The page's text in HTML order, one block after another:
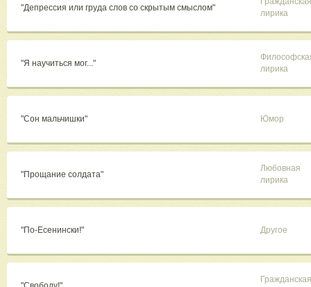
"Депрессия или груда слов со скрытым смыслом"
лирика
"Я научиться мог..."
лирика
"Сон мальчишки" Юмор
"Прощание солдата"
Любовная
лирика
"По-Есенински!" Другое
Гражданская